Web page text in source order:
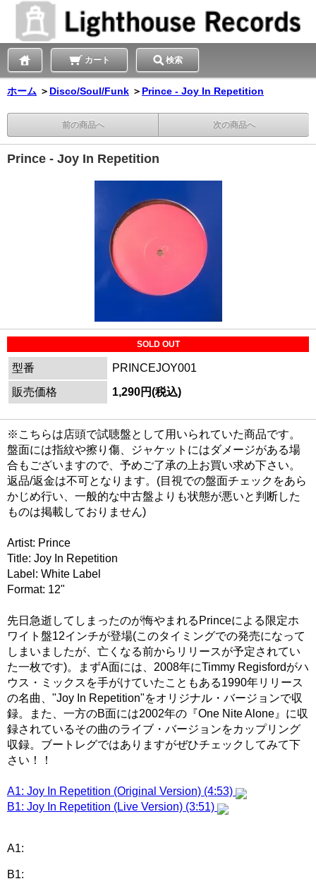
カート 検索
ホーム ＞ Disco/Soul/Funk ＞ Prince - Joy In Repetition
前の商品へ 次の商品へ
Prince - Joy In Repetition
SOLD OUT
型番
PRINCEJOY001
販売価格
1,290円(税込)
※こちらは店頭で試聴盤として用いられていた商品です。
盤面には指紋や擦り傷、ジャケットにはダメージがある場
合もございますので、予めご了承の上お買い求め下さい。
返品/返金は不可となります。(目視での盤面チェックをあら
かじめ行い、一般的な中古盤よりも状態が悪いと判断した
ものは掲載しておりません)
Artist: Prince
Title: Joy In Repetition
Label: White Label
Format: 12"
先日急逝してしまったのが悔やまれるPrinceによる限定ホ
ワイト盤12インチが登場(このタイミングでの発売になって
しまいましたが、亡くなる前からリリースが予定されてい
た一枚です)。まずA面には、2008年にTimmy Regisfordがハ
ウス・ミックスを手がけていたこともある1990年リリース
の名曲、"Joy In Repetition"をオリジナル・バージョンで収
録。また、一方のB面には2002年の『One Nite Alone』に収
録されているその曲のライブ・バージョンをカップリング
収録。ブートレグではありますがぜひチェックしてみて下
さい！！
A1: Joy In Repetition (Original Version) (4:53)
B1: Joy In Repetition (Live Version) (3:51)
A1:
B1: